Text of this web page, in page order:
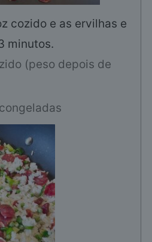
cozido e as ervilhas e
minutos.
(peso depois de